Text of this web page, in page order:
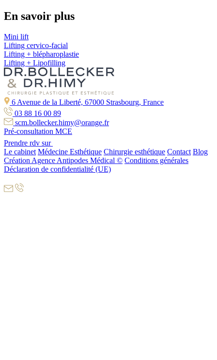
En savoir plus
Mini lift
Lifting cervico-facial
Lifting + blépharoplastie
Lifting + Lipofilling
6 Avenue de la Liberté, 67000 Strasbourg, France
03 88 16 00 89
scm.bollecker.himy@orange.fr
Pré-consultation MCE
Prendre rdv sur
Le cabinet Médecine Esthétique Chirurgie esthétique Contact Blog
Création Agence Antipodes Médical © Conditions générales
Déclaration de confidentialité (UE)